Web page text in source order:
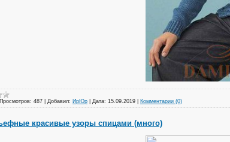
Просмотров: 487 Добавил: ИрЮр Дата: 15.09.2019 Комментарии (0)
красивые узоры спицами (много)